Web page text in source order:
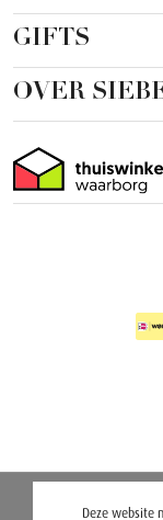
GIFTS
OVER
Deze website